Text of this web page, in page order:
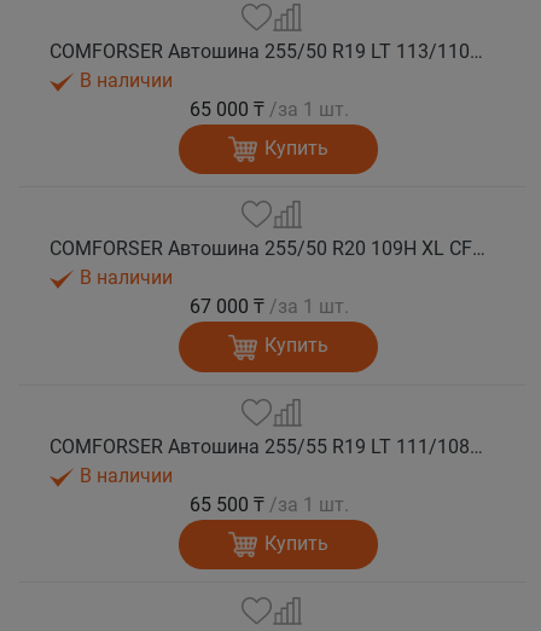
COMFORSER Автошина 255/50 R19 LT 113/110S CF1100 RWL лето
В наличии
65 000 ₸ /за 1 шт.
Купить
COMFORSER Автошина 255/50 R20 109H XL CF1100 RWL лето
В наличии
67 000 ₸ /за 1 шт.
Купить
COMFORSER Автошина 255/55 R19 LT 111/108S CF1100 RWL лето
В наличии
65 500 ₸ /за 1 шт.
Купить